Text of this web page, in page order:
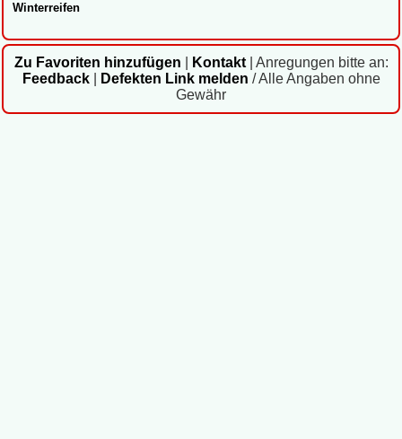
Winterreifen
Zu Favoriten hinzufügen Kontakt| Anregungen bitte an:
Feedback| Defekten Link melden / Alle Angaben ohne
Gewähr